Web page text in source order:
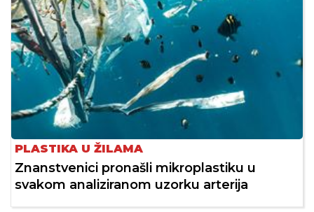
PLASTIKA U ŽILAMA
Znanstvenici pronašli mikroplastiku u
svakom analiziranom uzorku arterija